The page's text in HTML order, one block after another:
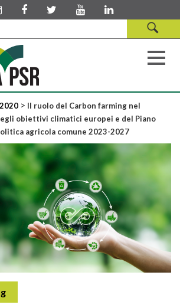
> Il ruolo del Carbon farming nel
obiettivi climatici europei e del Piano
agricola comune 2023-2027